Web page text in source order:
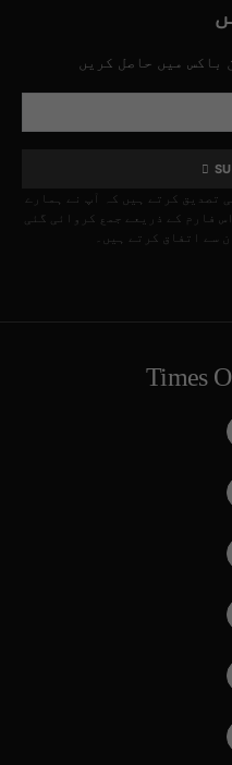
باکس میں حاصل کریں
تصدیق کرتے ہیں کہ آپ نے ہمارے
فارم کے ذریعے جمع کروائی گئی
سے اتفاق کرتے ہیں۔